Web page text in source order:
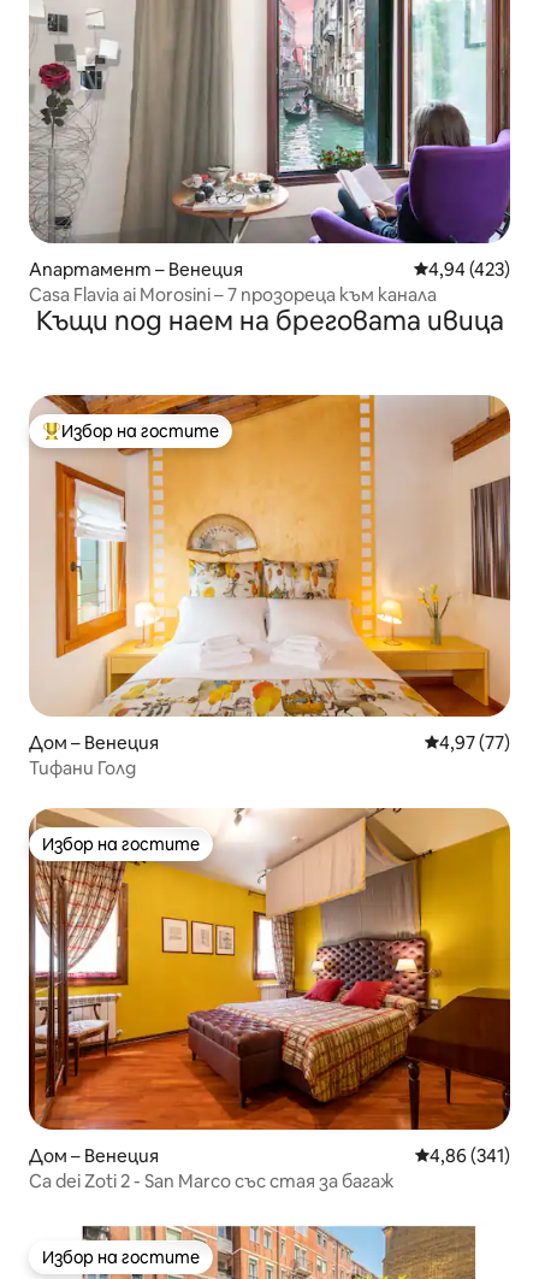
Апартамент – Венеция Средна
4,94 (423)
Casa Flavia ai Morosini – 7 прозореца към канала
Къщи под наем на бреговата ивица
Най-популярен избор на гостите
Избор на гостите
Дом – Венеция Средна
4,97 (77)
Тифани Голд
Избор на гостите
Избор на гостите
Дом – Венеция Средна
4,86 (341)
Ca dei Zoti 2 - San Marco със стая за багаж
Избор на гостите
Избор на гостите